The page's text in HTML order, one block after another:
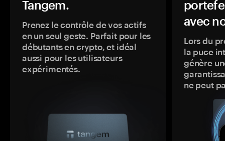
Tangem.
Prenez le contrôle de vos actifs
en un seul geste. Parfait pour les
débutants en crypto, et idéal
aussi pour les utilisateurs
expérimentés.
avec
Lors du
la puce
génère
ne peut